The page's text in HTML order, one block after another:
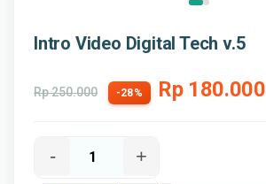
Intro Video Digital Tech v.5
Rp 250.000 -28% Rp 180.000
- +